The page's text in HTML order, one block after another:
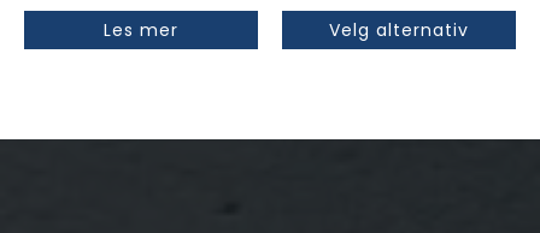
kr 115,13.kr 69,08.
Les mer Velg alternativ